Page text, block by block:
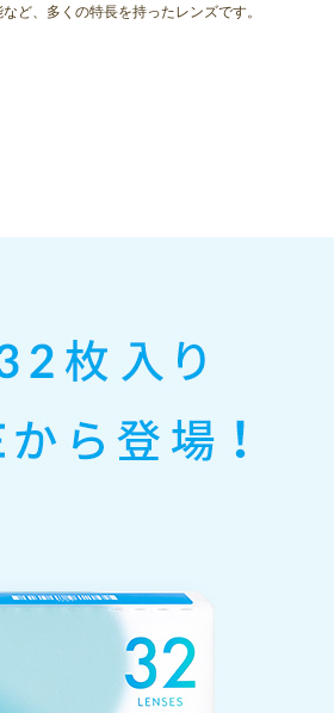
ど、多くの特長を持ったレンズです。